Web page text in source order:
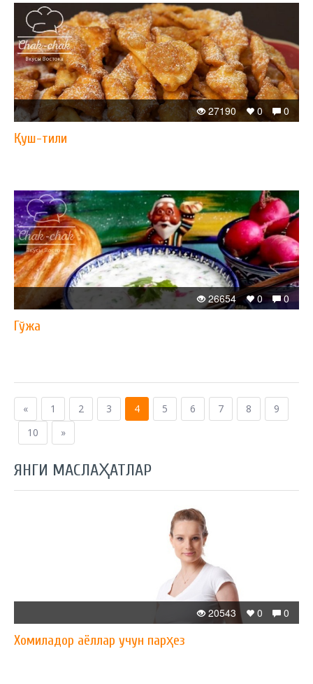
0
0
27190
Қуш-тили
0
0
26654
Гўжа
« 1 2 3 4 5 6 7 8
9
10
»
ЯНГИ МАСЛАҲАТЛАР
0
0
20543
Хомиладор аёллар учун парҳез